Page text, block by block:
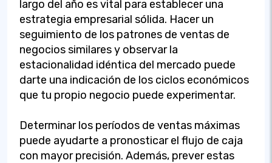
largo del año es vital para establecer una
estrategia empresarial sólida. Hacer un
seguimiento de los patrones de ventas de
negocios similares y observar la
estacionalidad idéntica del mercado puede
darte una indicación de los ciclos económicos
que tu propio negocio puede experimentar.
Determinar los períodos de ventas máximas
puede ayudarte a pronosticar el flujo de caja
con mayor precisión. Además, prever estas